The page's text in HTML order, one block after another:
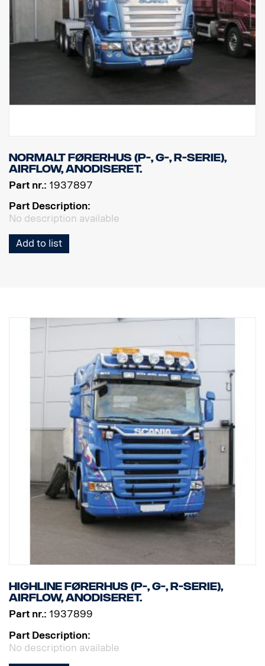
Normalt førerhus (P-, G-, R-serie),
Airflow, anodiseret.
Part nr.: 1937897
Part Description:
No description available
Add to list
Highline førerhus (P-, G-, R-serie),
Airflow, anodiseret.
Part nr.: 1937899
Part Description:
No description available